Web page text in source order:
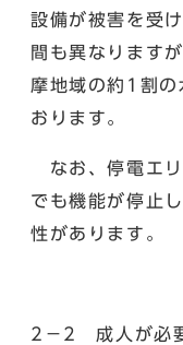
設備が被害を受
間も異なります
摩地域の約1割の
おります。
なお、停電エリ
でも機能が停止
性があります。
2－2 成人が必